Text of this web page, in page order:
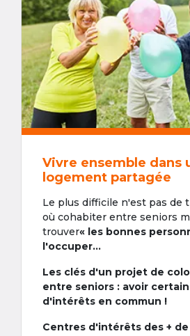
Vivre ensemble dans
logement partagée
Le plus difficile n'est pas de
où cohabiter entre seniors
trouver« les bonnes
l'occuper...
Les clés d'un projet de
entre seniors : avoir
d'intérêts en commun !
Centres d'intérêts des +